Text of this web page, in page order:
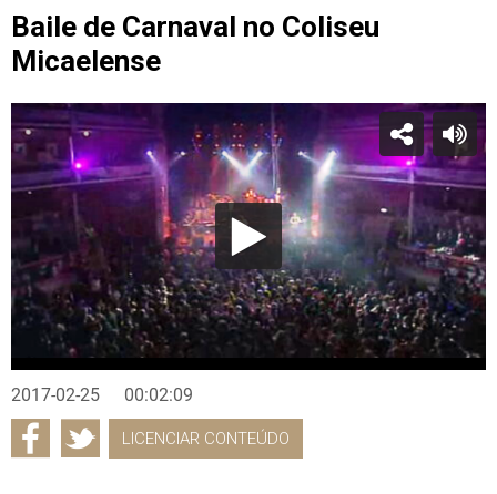
Baile de Carnaval no Coliseu
Micaelense
2017-02-25 00:02:09
LICENCIAR CONTEÚDO